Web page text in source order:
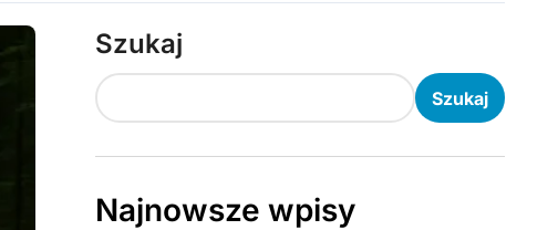
Szukaj
Szukaj
Najnowsze wpisy